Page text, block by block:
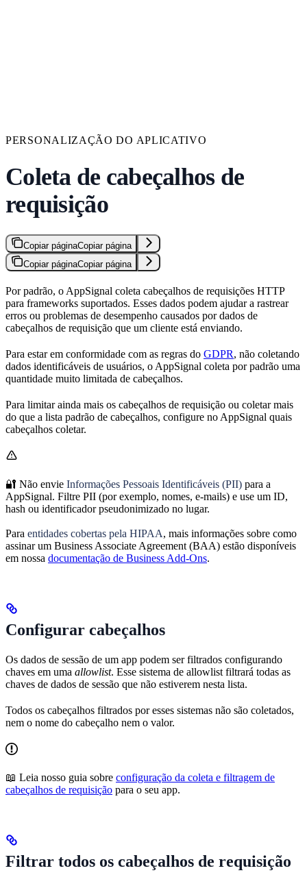
PERSONALIZAÇÃO DO APLICATIVO
Coleta de cabeçalhos de
requisição
Copiar páginaCopiar página
Copiar páginaCopiar página
Por padrão, o AppSignal coleta cabeçalhos de requisições HTTP
para frameworks suportados. Esses dados podem ajudar a rastrear
erros ou problemas de desempenho causados por dados de
cabeçalhos de requisição que um cliente está enviando.
Para estar em conformidade com as regras do GDPR, não coletando
dados identificáveis de usuários, o AppSignal coleta por padrão uma
quantidade muito limitada de cabeçalhos.
Para limitar ainda mais os cabeçalhos de requisição ou coletar mais
do que a lista padrão de cabeçalhos, configure no AppSignal quais
cabeçalhos coletar.
🔐 Não envie Informações Pessoais Identificáveis (PII) para a
AppSignal. Filtre PII (por exemplo, nomes, e-mails) e use um ID,
hash ou identificador pseudonimizado no lugar.
Para entidades cobertas pela HIPAA, mais informações sobre como
assinar um Business Associate Agreement (BAA) estão disponíveis
em nossa documentação de Business Add-Ons.
Configurar cabeçalhos
Os dados de sessão de um app podem ser filtrados configurando
chaves em uma allowlist. Esse sistema de allowlist filtrará todas as
chaves de dados de sessão que não estiverem nesta lista.
Todos os cabeçalhos filtrados por esses sistemas não são coletados,
nem o nome do cabeçalho nem o valor.
📖 Leia nosso guia sobre configuração da coleta e filtragem de
cabeçalhos de requisição para o seu app.
Filtrar todos os cabeçalhos de requisição